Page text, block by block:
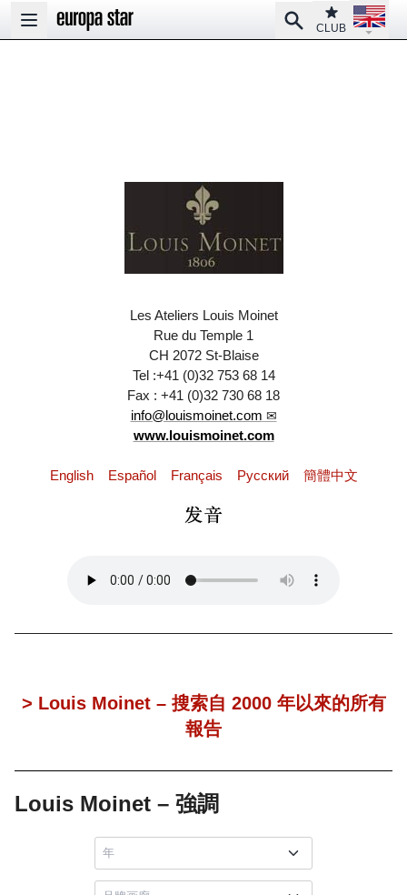
Open main menu
SearchClub
CLUB
Open
Les Ateliers Louis Moinet
Rue du Temple 1
CH 2072 St-Blaise
Tel :+41 (0)32 753 68 14
Fax : +41 (0)32 730 68 18
info@louismoinet.com
www.louismoinet.com
English Español Français Pусский 簡體中文
> Louis Moinet – 搜索自 2000 年以來的所有
報告
Louis Moinet – 強調